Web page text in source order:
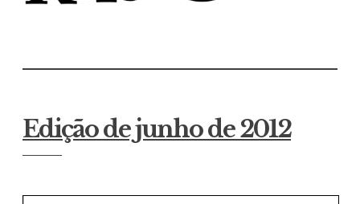
Edição de junho de 2012